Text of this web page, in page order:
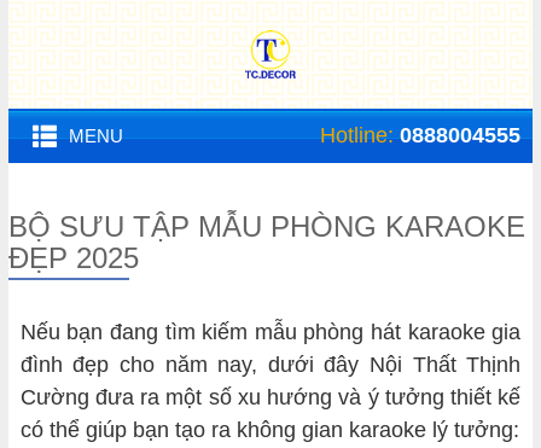
MENU Hotline:0888004555
BỘ SƯU TẬP MẪU PHÒNG KARAOKE
ĐẸP 2025
Nếu bạn đang tìm kiếm mẫu phòng hát karaoke gia
đình đẹp cho năm nay, dưới đây Nội Thất Thịnh
Cường đưa ra một số xu hướng và ý tưởng thiết kế
có thể giúp bạn tạo ra không gian karaoke lý tưởng: